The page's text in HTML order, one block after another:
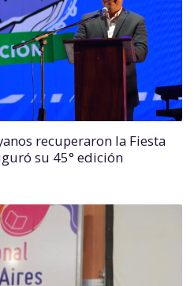
recuperaron la Fiesta
su 45° edición